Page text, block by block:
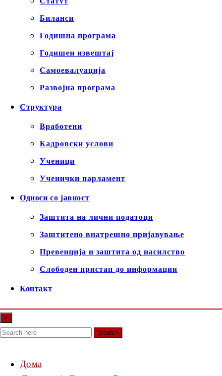
Биланси
Годишна програма
Годишен извештај
Самоевалуација
Развојна програма
Структура
Вработени
Кадровски услови
Ученици
Ученички парламент
Односи со јавност
Заштита на лични податоци
Заштитено внатрешно пријавување
Превенција и заштита од насилство
Слободен пристап до информации
Контакт
×
Search
Дома